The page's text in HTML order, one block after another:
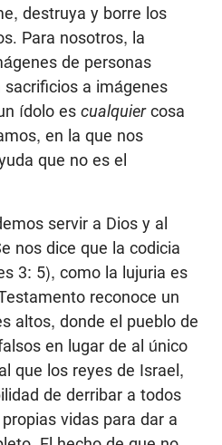
destruya y borre los
Para nosotros, la
de personas
a imágenes
ídolo es cualquiercosa
en la que nos
que no es el
servir a Dios y al
nos dice que la codicia
3: 5), como la lujuria es
reconoce un
altos, donde el pueblo de
en lugar de al único
que los reyes de Israel,
de derribar a todos
vidas para dar a